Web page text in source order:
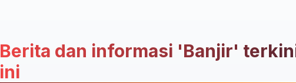
Berita dan informasi 'Banjir'
ini